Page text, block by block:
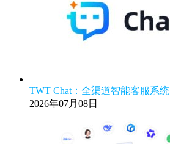
TWT Chat：全渠道智能客服系统
2026年07月08日